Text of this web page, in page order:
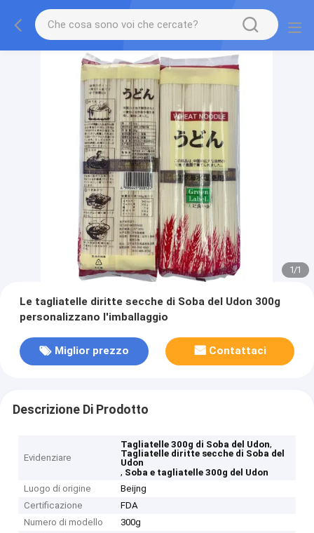
1/1
Le tagliatelle diritte secche di Soba del Udon 300g
personalizzano l'imballaggio
Miglior prezzo Contattaci
Descrizione Di Prodotto
Evidenziare
Tagliatelle 300g di Soba del Udon,
Tagliatelle diritte secche di Soba del
Udon
, Soba e tagliatelle 300g del Udon
Luogo di origine
Beijng
Certificazione
FDA
Numero di modello
300g